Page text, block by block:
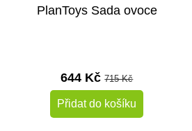
PlanToys Sada ovoce
644 Kč715 Kč
Přidat do košíku